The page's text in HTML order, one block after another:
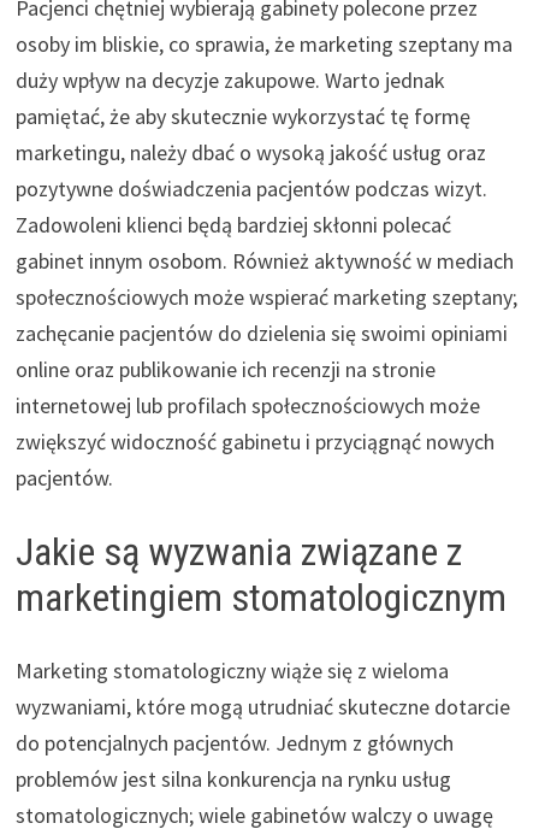
Pacjenci chętniej wybierają gabinety polecone przez
osoby im bliskie, co sprawia, że marketing szeptany ma
duży wpływ na decyzje zakupowe. Warto jednak
pamiętać, że aby skutecznie wykorzystać tę formę
marketingu, należy dbać o wysoką jakość usług oraz
pozytywne doświadczenia pacjentów podczas wizyt.
Zadowoleni klienci będą bardziej skłonni polecać
gabinet innym osobom. Również aktywność w mediach
społecznościowych może wspierać marketing szeptany;
zachęcanie pacjentów do dzielenia się swoimi opiniami
online oraz publikowanie ich recenzji na stronie
internetowej lub profilach społecznościowych może
zwiększyć widoczność gabinetu i przyciągnąć nowych
pacjentów.
Jakie są wyzwania związane z
marketingiem stomatologicznym
Marketing stomatologiczny wiąże się z wieloma
wyzwaniami, które mogą utrudniać skuteczne dotarcie
do potencjalnych pacjentów. Jednym z głównych
problemów jest silna konkurencja na rynku usług
stomatologicznych; wiele gabinetów walczy o uwagę